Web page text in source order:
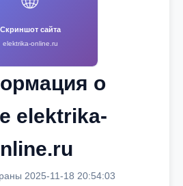
Скриншот сайта
elektrika-online.ru
о
elektrika-
2025-11-18 20:54:03